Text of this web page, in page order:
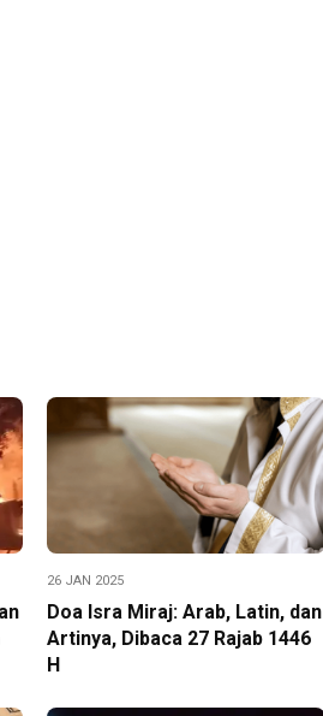
26 JAN 2025
Doa Isra Miraj: Arab, Latin, dan
Artinya, Dibaca 27 Rajab 1446
H